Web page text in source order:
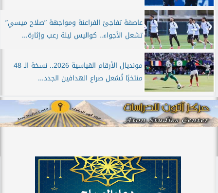
عاصفة تفاجئ الفراعنة ومواجهة ”صلاح ميسي”
تشعل الأجواء.. كواليس ليلة رعب وإثارة...
مونديال الأرقام القياسية 2026.. نسخة الـ 48
منتخبًا تُشعل صراع الهدافين الجدد...